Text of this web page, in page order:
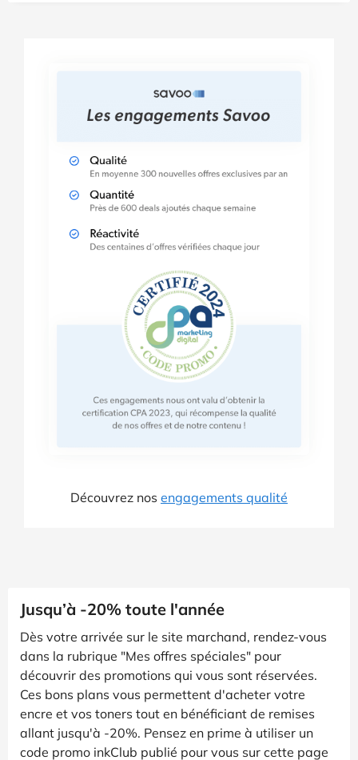
Découvrez nos engagements qualité
Jusqu’à -20% toute l'année
Dès votre arrivée sur le site marchand, rendez-vous
dans la rubrique "Mes offres spéciales" pour
découvrir des promotions qui vous sont réservées.
Ces bons plans vous permettent d'acheter votre
encre et vos toners tout en bénéficiant de remises
allant jusqu'à -20%. Pensez en prime à utiliser un
code promo inkClub publié pour vous sur cette page